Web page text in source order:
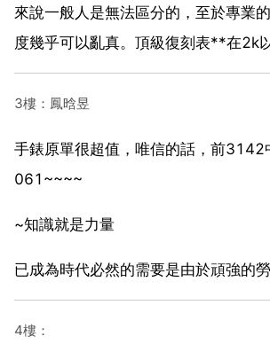
來說一般人是無法區分的，至於專業
度幾乎可以亂真。頂級復刻表**在2k以
3樓：鳳晗昱
手錶原單很超值，唯信的話，前
061~~~~
~知識就是力量
已成為時代必然的需要是由於頑強的
4樓：